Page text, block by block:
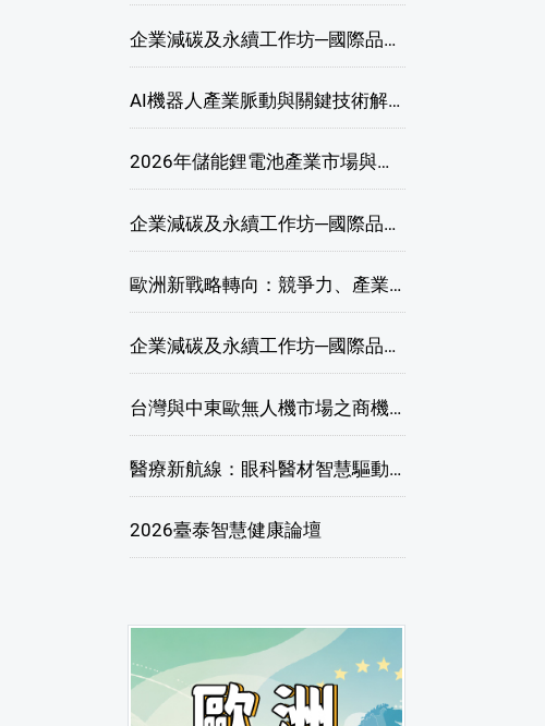
企業減碳及永續工作坊─國際品牌綠色供應鏈永續管理與實務演練(臺中場)
AI機器人產業脈動與關鍵技術解析研討會
2026年儲能鋰電池產業市場與技術發展線上研討會
企業減碳及永續工作坊─國際品牌綠色供應鏈永續管理與實務演練(高雄場)
歐洲新戰略轉向：競爭力、產業自主與供應鏈重塑線上研討會
企業減碳及永續工作坊─國際品牌綠色供應鏈永續管理與實務演練(臺北場)
台灣與中東歐無人機市場之商機與挑戰座談會
醫療新航線：眼科醫材智慧驅動，數位醫療落地布局線上研討會
2026臺泰智慧健康論壇